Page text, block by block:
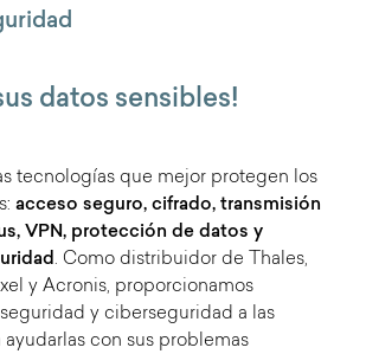
datos sensibles!
tecnologías que mejor protegen los
acceso seguro, cifrado, transmisión
VPN, protección de datos y
. Como distribuidor de Thales,
y Acronis, proporcionamos
y ciberseguridad a las
ayudarlas con sus problemas